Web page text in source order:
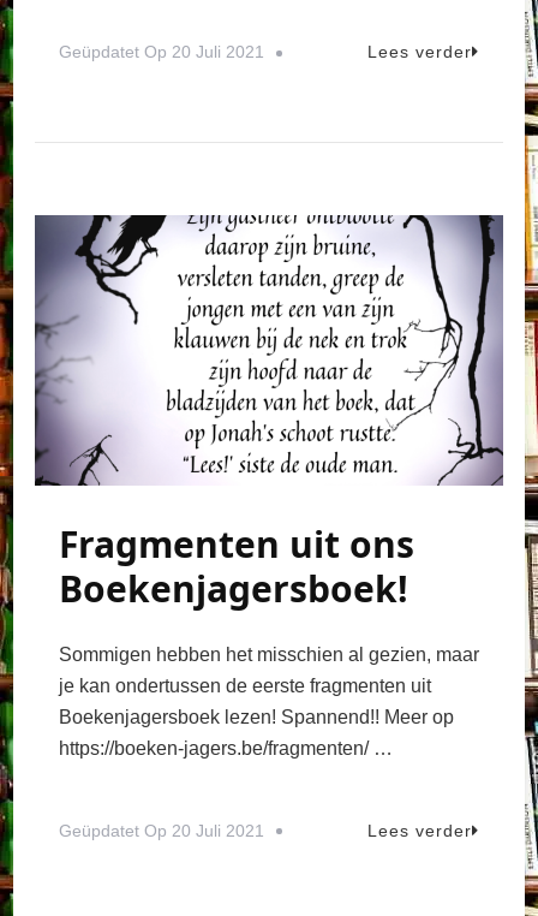
Geüpdatet Op 20 Juli 2021 Lees verder
Fragmenten uit ons
Boekenjagersboek!
Sommigen hebben het misschien al gezien, maar
je kan ondertussen de eerste fragmenten uit
Boekenjagersboek lezen! Spannend!! Meer op
https://boeken-jagers.be/fragmenten/ …
Geüpdatet Op 20 Juli 2021 Lees verder